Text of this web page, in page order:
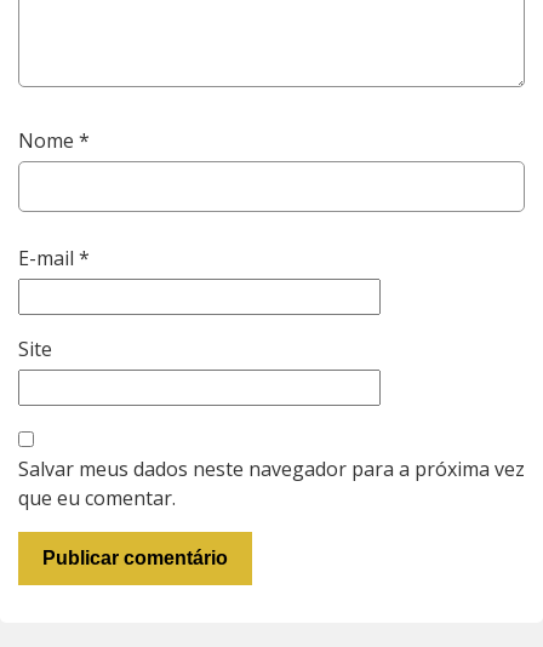
Nome *
E-mail *
Site
Salvar meus dados neste navegador para a próxima vez
que eu comentar.